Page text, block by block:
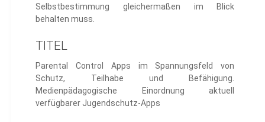
Selbstbestimmung gleichermaßen im Blick
behalten muss.
TITEL
Parental Control Apps im Spannungsfeld von
Schutz, Teilhabe und Befähigung.
Medienpädagogische Einordnung aktuell
verfügbarer Jugendschutz-Apps